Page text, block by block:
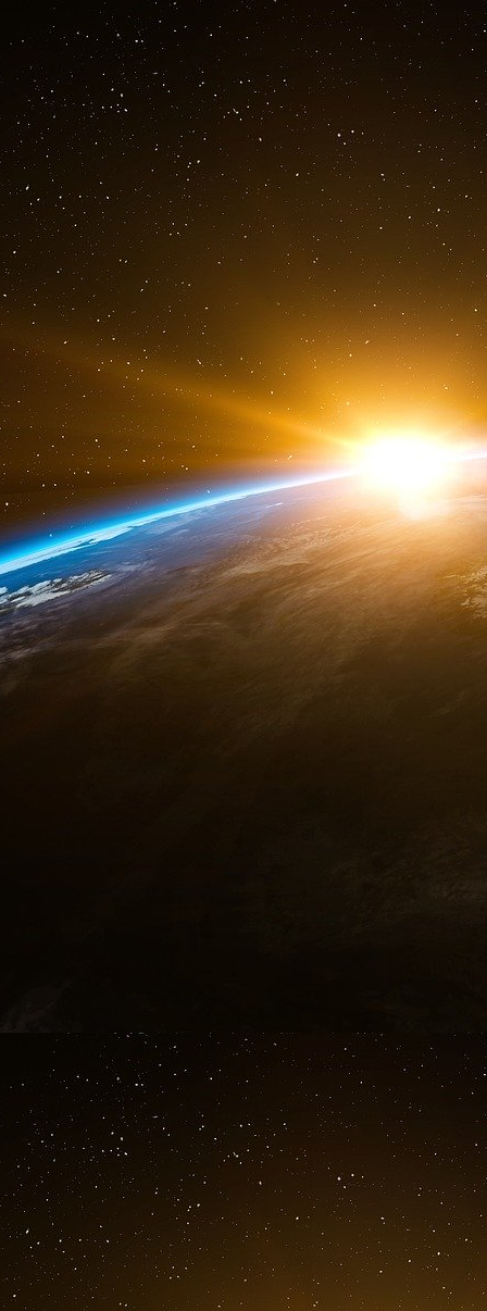
Encore une fois l’orage gronde aux
qu’en 2006[ 3 ]lors de la publication des «
premier séisme suscité dans le monde
sataniques de Salman Rushdie. L’histoire
inflationniste. Et rien ni personne parmi
démocratique, n’en tire jamais de leçon.
cela semble fini, ça recommence[ 4 . Et « ça
livraison, celle du 14 janvier, tout aussi
personne ne veut rien comprendre.
La Toile et le monde vibrent encore
que chaque épisode exaspère un peu plus
de la radicalité. La dernière couverture de
prévisible ou peut-être comme prévu, une
montrant que ceux qui érigent « Charlie
champion de la Liberté et de la
absolus ou de parfaits incultes doublés
sciemment dans une stratégie
intercommunautaires dans une
« décideurs », quel que soit le cas de
parviendra à démasquer leur forfaiture[5]
démission est grande, à nourrir la
civilisationnelles et religieuses. Notons
orthodoxe se trouve logé à la même
d’aucuns appellent de leurs vœux
congratulaient et dansaient devant les Tours
ailleurs. Mais il est aussi vrai que flétrir et
chrétiens et musulmans, est passé dans
télévisuels résolument trash, c’est
certaines sectes [6 .
Mais aussi « abrutis » que soient
principe d’espérance – l’anti désespoir – il
sont encore ceux qui ne conçoivent pas le
et même cruelle, sans qu’il soit
retenue, du sens de la dignité, et d’un
tout et à ne surtout pas dépasser ! A